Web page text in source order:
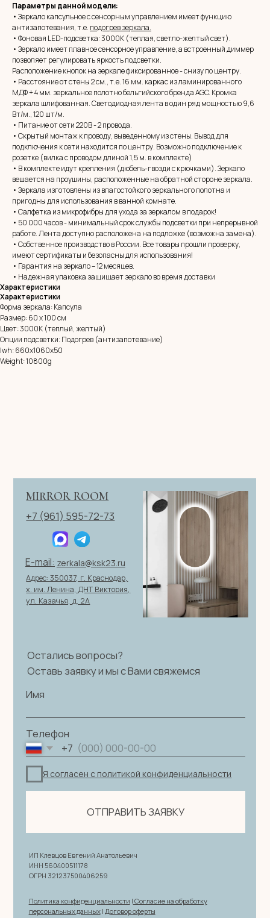
Параметры данной модели:
• Зеркало капсульное с сенсорным управлением имеет функцию
антизапотевания, т.е. подогрев зеркала.
• Фоновая LED-подсветка: 3000К (теплая, светло-желтый свет).
• Зеркало имеет плавное сенсорное управление, а встроенный диммер
позволяет регулировать яркость подсветки.
Расположение кнопок на зеркале фиксированное - снизу по центру.
• Расстояние от стены 2 см., т.е. 16 мм. каркас из ламинированного
МДФ + 4 мм. зеркальное полотно бельгийского бренда AGC. Кромка
зеркала шлифованная. Светодиодная лента в один ряд мощностью 9,6
Вт/м., 120 шт/м.
• Питание от сети 220В - 2 провода.
• Скрытый монтаж к проводу, выведенному из стены. Вывод для
подключения к сети находится по центру. Возможно подключение к
розетке (вилка с проводом длиной 1,5 м. в комплекте)
• В комплекте идут крепления (дюбель-гвозди с крючками). Зеркало
вешается на проушины, расположенные на обратной стороне зеркала.
• Зеркала изготовлены из влагостойкого зеркального полотна и
пригодны для использования в ванной комнате.
• Салфетка из микрофибры для ухода за зеркалом в подарок!
• 50 000 часов - минимальный срок службы подсветки при непрерывной
работе. Лента доступно расположена на подложке (возможна замена).
• Собственное производство в России. Все товары прошли проверку,
имеют сертификаты и безопасны для использования!
• Гарантия на зеркало – 12 месяцев.
• Надежная упаковка защищает зеркало во время доставки
Характеристики
Характеристики
Форма зеркала: Капсула
Размер: 60 х 100 см
Цвет: 3000К (теплый, желтый)
Опции подсветки: Подогрев (антизапотевание)
lwh: 660x1060x50
Weight: 10800g
MIRROR ROOM
+7 (961) 595-72-73
E-mail:
Адрес: 350037, г. Краснодар,
х. им. Ленина, ДНТ Виктория,
ул. Казачья, д. 2А
© 2026 ИП Клевцов Е.А.Все права защищены.
Политика конфиденциальности|Согласие на обработку
ИНН 560400511178
ОГРН 321237500406259
zerkala@ksk23.ru
Остались вопросы?
Оставь заявку и мы с Вами свяжемся